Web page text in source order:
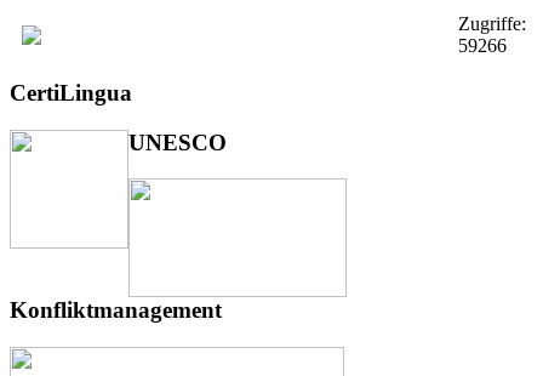
Zugriffe:
59266
CertiLingua
UNESCO
Konfliktmanagement